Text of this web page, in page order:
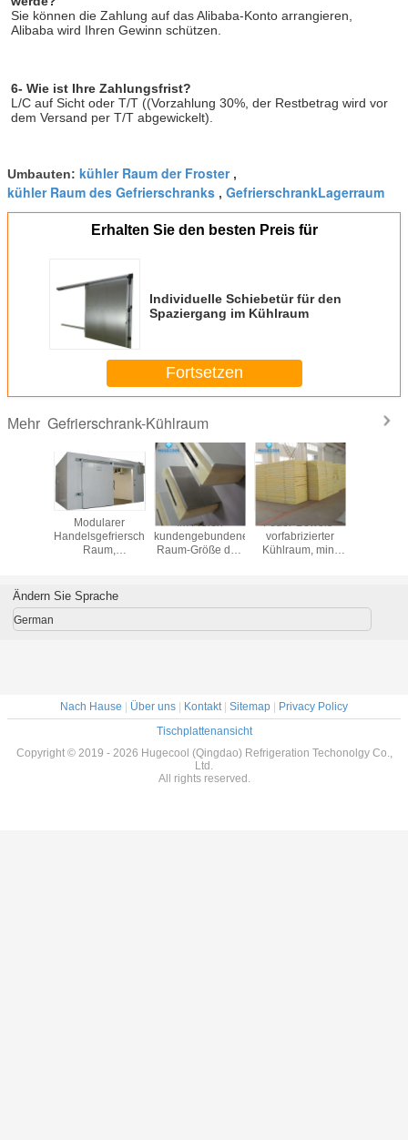
Sie können die Zahlung auf das Alibaba-Konto arrangieren,
Alibaba wird Ihren Gewinn schützen.
6- Wie ist Ihre Zahlungsfrist?
L/C auf Sicht oder T/T ((Vorzahlung 30%, der Restbetrag wird vor
dem Versand per T/T abgewickelt).
Umbauten: kühler Raum der Froster,
kühler Raum des Gefrierschranks , GefrierschrankLagerraum
Erhalten Sie den besten Preis für
Individuelle Schiebetür für den
Spaziergang im Kühlraum
Fortsetzen
Mehr Gefrierschrank-Kühlraum
Kundengebundener
Größen-
Gefrierschrank-
bescheinigt
Toten-feezer für 6
bodys,
Totenkühlraum,
Steuerungs-
Gefrierschrank-
Ändern Sie Sprache
German
Nach Hause | Über uns | Kontakt | Sitemap | Privacy Policy
Tischplattenansicht
Copyright © 2019 - 2026 Hugecool (Qingdao) Refrigeration Techonolgy Co.,
Ltd.
All rights reserved.